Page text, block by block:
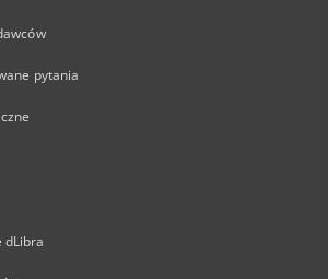
pytania
dLibra